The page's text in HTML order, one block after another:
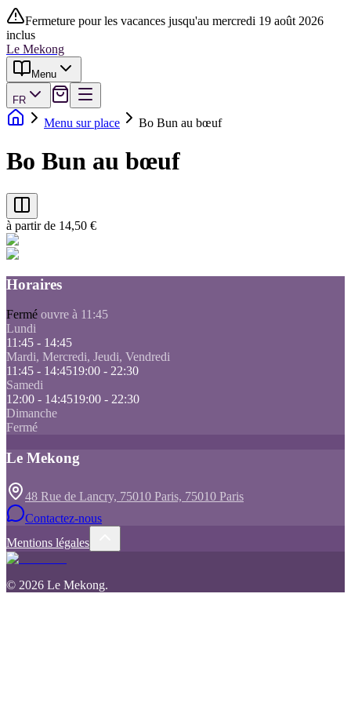
Fermeture pour les vacances jusqu'au mercredi 19 août 2026
inclus
Le Mekong
Menu
FR
Menu sur place Bo Bun au bœuf
Bo Bun au bœuf
à partir de 14,50 €
Horaires
Fermé ouvre à 11:45
Lundi
11:45 - 14:45
Mardi, Mercredi, Jeudi, Vendredi
11:45 - 14:4519:00 - 22:30
Samedi
12:00 - 14:4519:00 - 22:30
Dimanche
Fermé
Le Mekong
48 Rue de Lancry, 75010 Paris, 75010 Paris
Contactez-nous
Mentions légales
© 2026 Le Mekong.